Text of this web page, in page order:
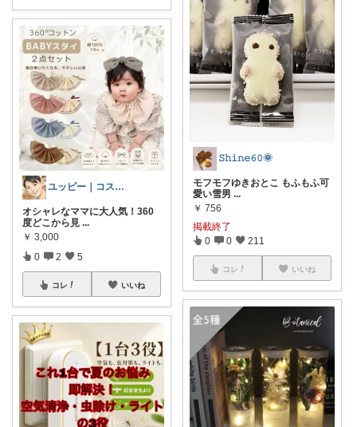
ユッピー｜コスメと子育てROOM
オシャレなママに大人気！360
度どこから見 ...
￥ 3,000
0 2 5
コレ いいね
𝚂𝚑𝚒𝚗𝚎𝟼𝟶🌞
モフモフゆきおとこ もふもふ可
愛い雪男 ...
￥ 756
掲載終了
0 0 211
コレ いいね